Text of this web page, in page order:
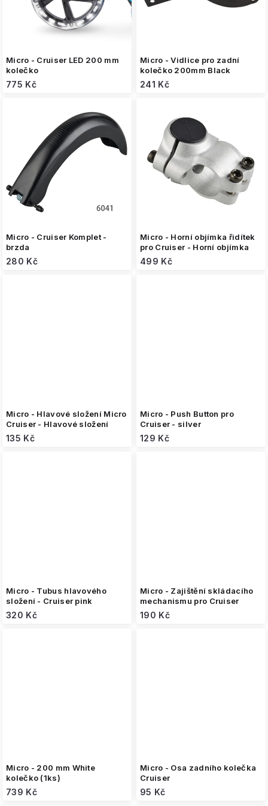
Micro - Cruiser LED 200 mm
kolečko
775 Kč
Micro - Vidlice pro zadní
kolečko 200mm Black
241 Kč
Micro - Cruiser Komplet -
brzda
280 Kč
Micro - Horní objímka řidítek
pro Cruiser - Horní objímka
499 Kč
Micro - Hlavové složení Micro
Cruiser - Hlavové složení
135 Kč
Micro - Push Button pro
Cruiser - silver
129 Kč
Micro - Tubus hlavového
složení - Cruiser pink
320 Kč
Micro - Zajištění skládacího
mechanismu pro Cruiser
190 Kč
Micro - 200 mm White
kolečko (1ks)
739 Kč
Micro - Osa zadního kolečka
Cruiser
95 Kč